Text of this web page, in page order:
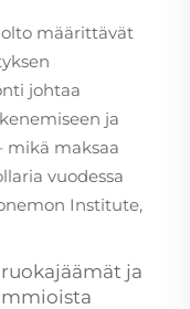
määrittävät
johtaa
ja
mikä maksaa
vuodessa
Institute,
ja